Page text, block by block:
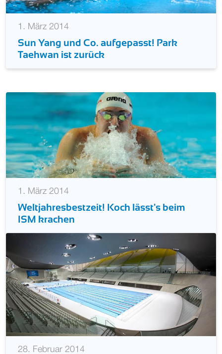
1. März 2014
Sun Yang und Co. aufgepasst! Park
Taehwan ist zurück
1. März 2014
Weltjahresbestzeit! Koch lässt's beim
ISM krachen
28. Februar 2014